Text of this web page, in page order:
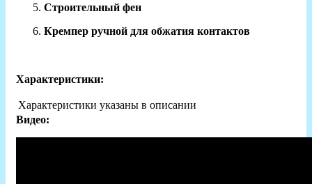
Строительный фен
Кремпер ручной для обжатия контактов
Характеристики:
Характеристики указаны в описании
Видео: